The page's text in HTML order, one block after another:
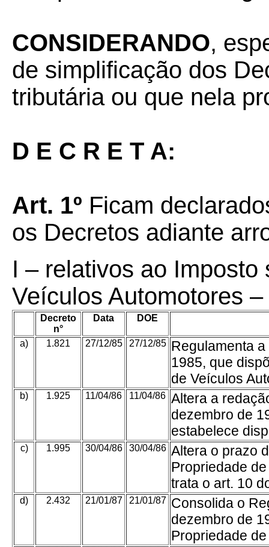
CONSIDERANDO,
de simplificação dos
tributária ou que nela
D E C R E T A:
Art. 1º Ficam
os Decretos adiante
I – relativos ao Imposto
Veículos Automotores –
Decreto
n°
Data DOE
a) 1.821 27/12/85 27/12/85 Regulamenta
1985, que
de Veículos
b) 1.925 11/04/86 11/04/86 Altera a
dezembro de
estabelece
c) 1.995 30/04/86 30/04/86 Altera o prazo
Propriedade
trata o art. 10
d) 2.432 21/01/87 21/01/87 Consolida o
dezembro de
Propriedade